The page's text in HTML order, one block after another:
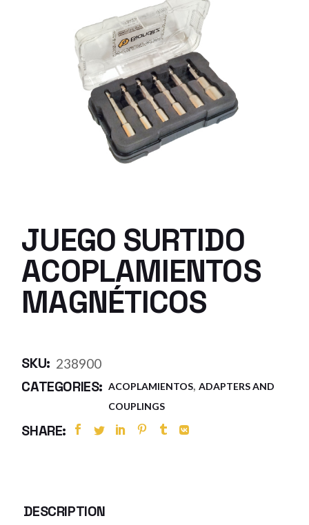
JUEGO SURTIDO
ACOPLAMIENTOS
MAGNÉTICOS
SKU: 238900
CATEGORIES: ACOPLAMIENTOS, ADAPTERS AND
COUPLINGS
SHARE:
DESCRIPTION